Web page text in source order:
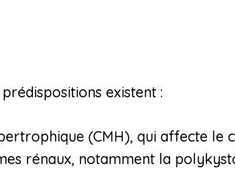
existent :
(CMH), qui affecte le
rénaux, notamment la